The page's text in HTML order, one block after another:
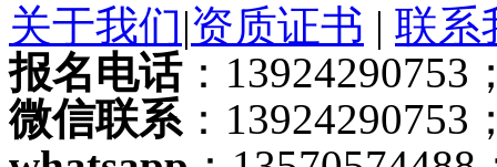
关于我们|资质证书 | 联系
报名电话：13924290753
微信联系：13924290753